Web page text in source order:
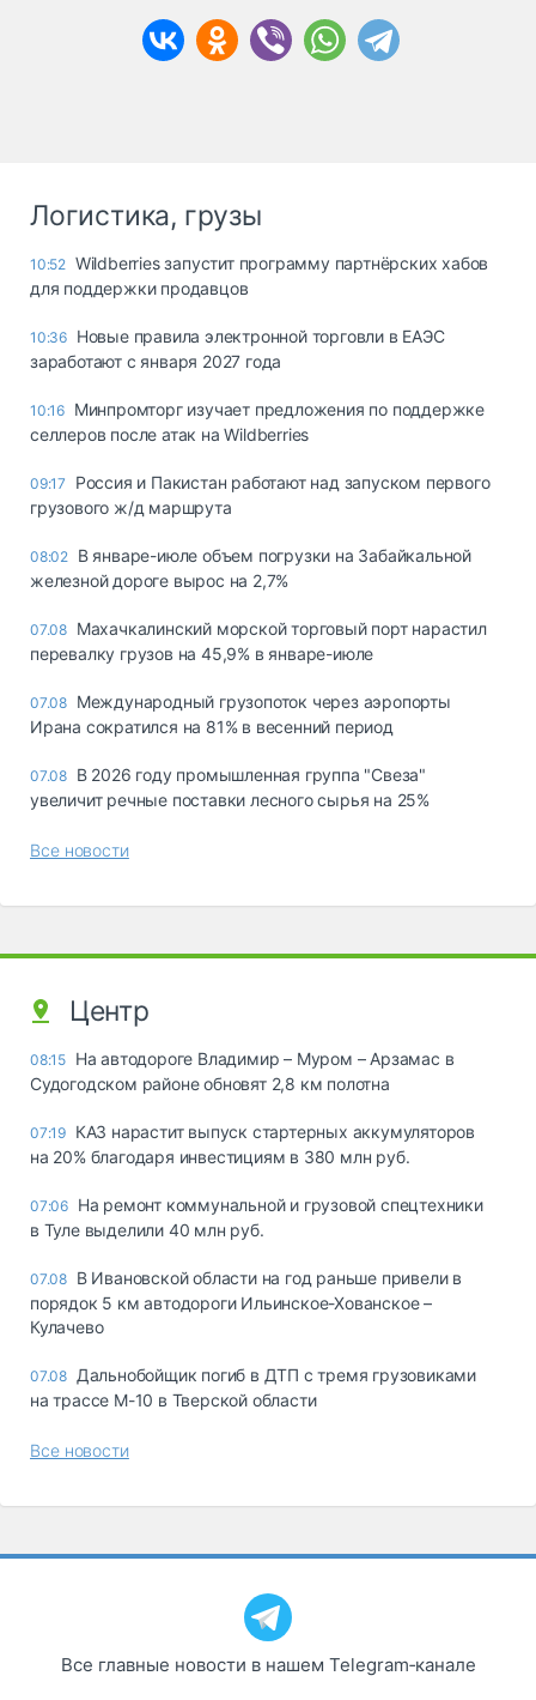
Логистика, грузы
10:52 Wildberries запустит программу партнёрских хабов
для поддержки продавцов
10:36 Новые правила электронной торговли в ЕАЭС
заработают с января 2027 года
10:16 Минпромторг изучает предложения по поддержке
селлеров после атак на Wildberries
09:17
Россия и Пакистан работают над запуском первого
грузового ж/д маршрута
08:02 В январе-июле объем погрузки на Забайкальной
железной дороге вырос на 2,7%
07.08 Махачкалинский морской торговый порт нарастил
перевалку грузов на 45,9% в январе-июле
07.08 Международный грузопоток через аэропорты
Ирана сократился на 81% в весенний период
07.08 В 2026 году промышленная группа "Свеза"
увеличит речные поставки лесного сырья на 25%
Все новости
Центр
08:15 На автодороге Владимир – Муром – Арзамас в
Судогодском районе обновят 2,8 км полотна
07:19 КАЗ нарастит выпуск стартерных аккумуляторов
на 20% благодаря инвестициям в 380 млн руб.
07:06 На ремонт коммунальной и грузовой спецтехники
в Туле выделили 40 млн руб.
07.08 В Ивановской области на год раньше привели в
порядок 5 км автодороги Ильинское-Хованское –
Кулачево
07.08 Дальнобойщик погиб в ДТП с тремя грузовиками
на трассе М-10 в Тверской области
Все новости
Все главные новости в нашем Telegram‑канале